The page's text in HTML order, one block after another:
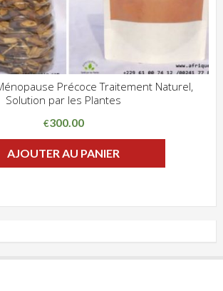
Précoce Traitement Naturel,
Solution par les Plantes
€300.00
AJOUTER AU PANIER